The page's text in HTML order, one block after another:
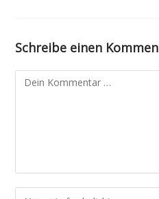
Schreibe einen